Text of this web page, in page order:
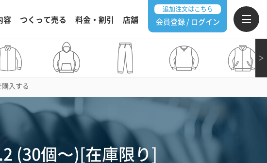
容 つくって売る 料金・割引 店舗
追加注文はこちら
会員登録 / ログイン
＞
購入する
個〜)[在庫限り]